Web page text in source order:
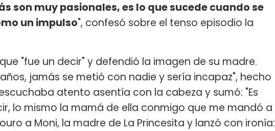
son muy pasionales, es lo que sucede cuando se
un impulso", confesó sobre el tenso episodio la
"fue un decir" y defendió la imagen de su madre.
jamás se metió con nadie y sería incapaz", hecho
atento asentía con la cabeza y sumó: "Es
lo mismo la mamá de ella conmigo que me mandó a
a Moni, la madre de La Princesita y lanzó con ironía: